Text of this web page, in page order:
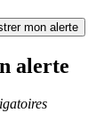
mon alerte
alerte